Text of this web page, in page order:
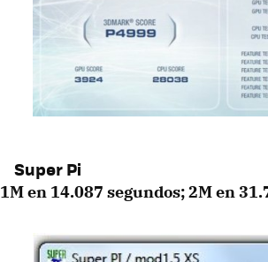
Super Pi
1M en 14.087 segundos; 2M en